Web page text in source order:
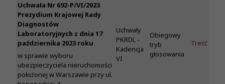
Uchwała Nr 692-P/VI/2023
Prezydium Krajowej Rady
Diagnostów
Laboratoryjnych z dnia 17
października 2023 roku
w sprawie wyboru
ubezpieczyciela nieruchomości
położonej w Warszawie przy ul.
Uchwały
PKRDL -
Kadencja
VI
Obiegowy
tryb
głosowania
Treść